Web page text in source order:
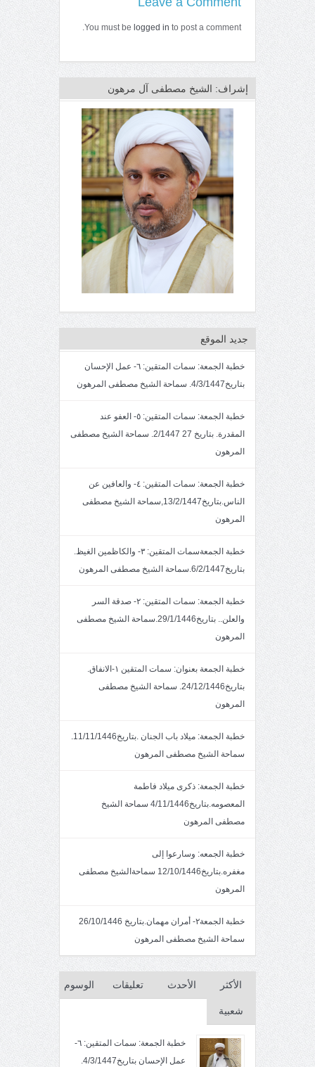
You must be logged in to post a comment.
إشراف: الشيخ مصطفى آل مرهون
جديد الموقع
خطبة الجمعة: سمات المتقين: ٦- عمل الإحسان
بتاريخ4/3/1447. سماحة الشيخ مصطفى المرهون
خطبة الجمعة: سمات المتقين: ٥- العفو عند
المقدرة. بتاريخ 27 2/1447. سماحة الشيخ مصطفى
المرهون
خطبة الجمعة: سمات المتقين: ٤- والعافين عن
الناس.بتاريخ13/2/1447,سماحة الشيخ مصطفى
المرهون
خطبة الجمعةسمات المتقين: ٣- والكاظمين الغيظ.
بتاريخ6/2/1447.سماحة الشيخ مصطفى المرهون
خطبة الجمعة: سمات المتقين: ٢- صدقة السر
والعلن.. بتاريخ29/1/1446.سماحة الشيخ مصطفى
المرهون
خطبة الجمعة بعنوان: سمات المتقين ١-الانفاق.
بتاريخ24/12/1446. سماحة الشيخ مصطفى
المرهون
خطبة الجمعة: ميلاد باب الجنان .بتاريخ11/11/1446.
سماحة الشيخ مصطفى المرهون
خطبة الجمعة: ذكرى ميلاد فاطمة
المعصومه.بتاريخ4/11/1446 سماحة الشيخ
مصطفى المرهون
خطبة الجمعه: وسارعوا إلى
مغفره.بتاريخ12/10/1446 سماحةالشيخ مصطفى
المرهون
خطبة الجمعة٢- أمران مهمان.بتاريخ 26/10/1446
سماحة الشيخ مصطفى المرهون
الأكثر
شعبية
الأحدث تعليقات الوسوم
خطبة الجمعة: سمات المتقين: ٦-
عمل الإحسان بتاريخ4/3/1447.